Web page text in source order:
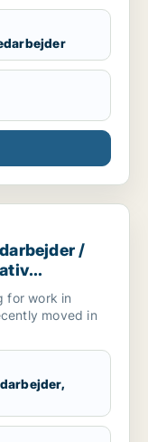
/
/
for work in
moved in
customer
design,
a reliable,
who enjoys
to new